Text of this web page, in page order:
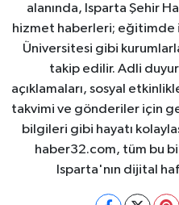
alanında, Isparta Şehir
hizmet haberleri; eğitimde
Üniversitesi gibi
takip edilir. Adli
açıklamaları, sosyal
takvimi ve gönderiler için
bilgileri gibi hayatı
haber32.com, tüm bu
Isparta'nın dijital